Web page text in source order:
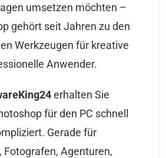
umsetzen möchten –
gehört seit Jahren zu den
Werkzeugen für kreative
Anwender.
erhalten Sie
für den PC schnell
Gerade für
Fotografen, Agenturen,